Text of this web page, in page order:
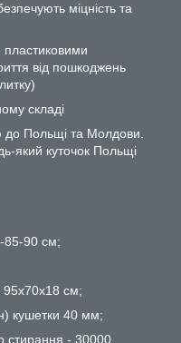
міцність та
пластиковими
від пошкоджень
складі
Польщі та Молдови.
який куточок Польщі
85-90 см;
95х70х18 см;
кушетки 40 мм;
стирання - 30000